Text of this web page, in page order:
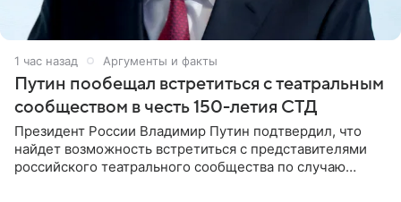
1 час назад Аргументы и факты
Путин пообещал встретиться с театральным
сообществом в честь 150-летия СТД
Президент России Владимир Путин подтвердил, что
найдет возможность встретиться с представителями
российского театрального сообщества по случаю